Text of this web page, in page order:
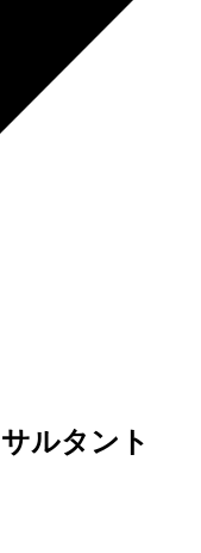
ルタント